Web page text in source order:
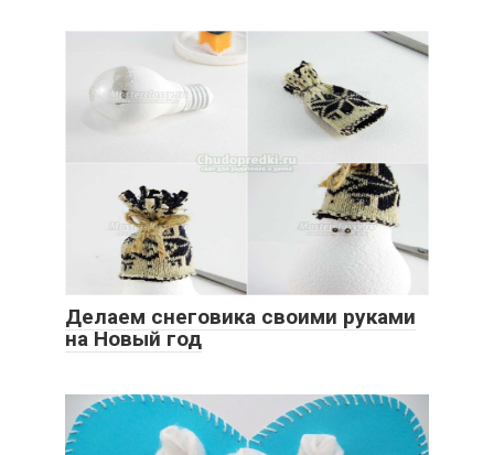
Делаем снеговика своими руками
на Новый год